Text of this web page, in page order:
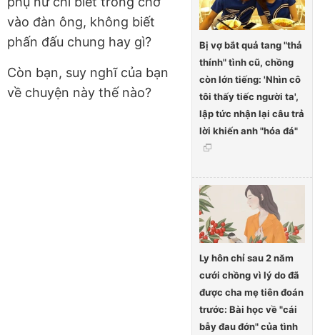
Bị vợ bắt quả tang "thả
thính" tình cũ, chồng
còn lớn tiếng: 'Nhìn cô
tôi thấy tiếc người ta',
lập tức nhận lại câu trả
lời khiến anh "hóa đá"
Ly hôn chỉ sau 2 năm
cưới chồng vì lý do đã
được cha mẹ tiên đoán
trước: Bài học về "cái
bẫy đau đớn" của tình
vào đàn ông, không biết
phấn đấu chung hay gì?
Còn bạn, suy nghĩ của bạn
về chuyện này thế nào?